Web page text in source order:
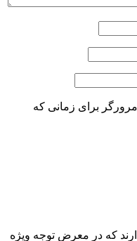
برای زمانی که
که در معرض توجه ویژه